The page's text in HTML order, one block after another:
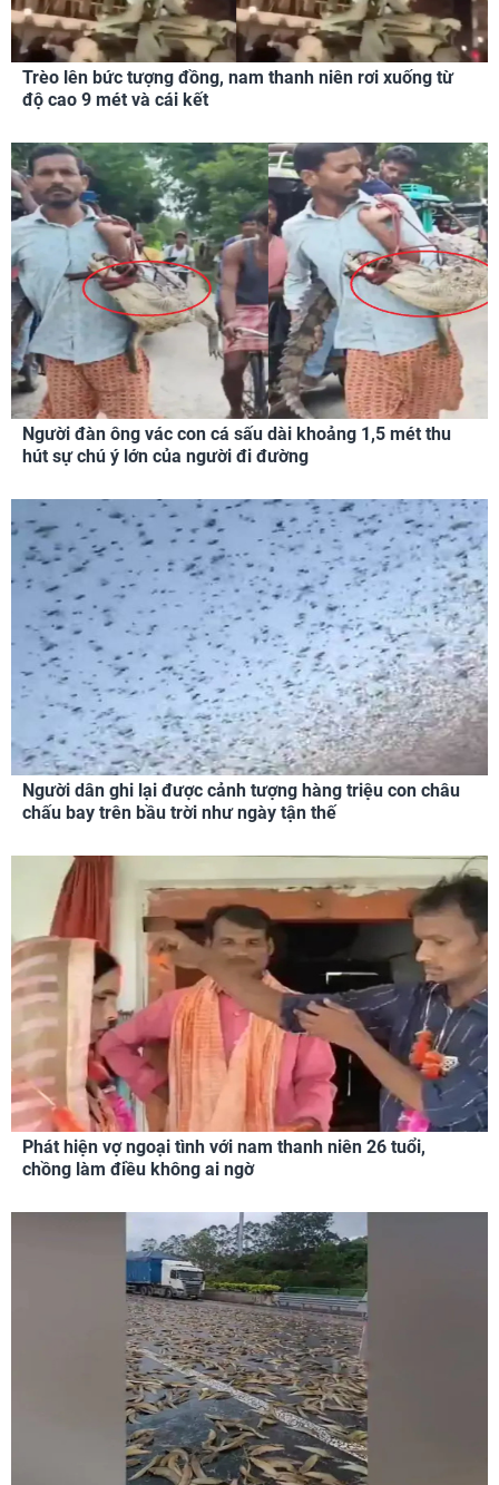
Trèo lên bức tượng đồng, nam thanh niên rơi xuống từ
độ cao 9 mét và cái kết
Người đàn ông vác con cá sấu dài khoảng 1,5 mét thu
hút sự chú ý lớn của người đi đường
Người dân ghi lại được cảnh tượng hàng triệu con châu
chấu bay trên bầu trời như ngày tận thế
Phát hiện vợ ngoại tình với nam thanh niên 26 tuổi,
chồng làm điều không ai ngờ